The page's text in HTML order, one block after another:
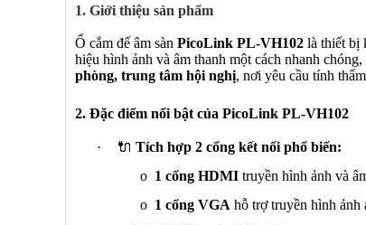
1. Giới thiệu sản phẩm
Ổ cắm đế âm sàn PicoLink PL-VH102 là thiết bị
hiệu hình ảnh và âm thanh một cách nhanh
phòng, trung tâm hội nghị, nơi yêu cầu tính
2. Đặc điểm nổi bật của PicoLink PL-VH102
· 🔌 Tích hợp 2 cổng kết nối phổ biến:
o 1 cổng HDMI truyền hình ảnh và
o 1 cổng VGA hỗ trợ truyền hình